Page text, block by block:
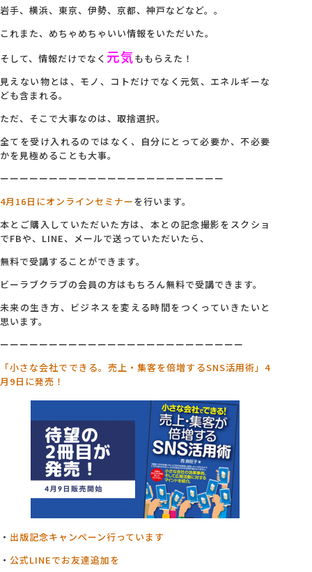
岩手、横浜、東京、伊勢、京都、神戸などなど。。
これまた、めちゃめちゃいい情報をいただいた。
そして、情報だけでなく 元気ももらえた！
見えない物とは、モノ、コトだけでなく元気、エネルギーな
ども含まれる。
ただ、そこで大事なのは、取捨選択。
全てを受け入れるのではなく、自分にとって必要か、不必要
かを見極めることも大事。
ーーーーーーーーーーーーーーーーーーーーーーー
4月16日にオンラインセミナーを行います。
本とご購入していただいた方は、本との記念撮影をスクショ
でFBや、LINE、メールで送っていただいたら、
無料で受講することができます。
ビーラブクラブの会員の方はもちろん無料で受講できます。
未来の生き方、ビジネスを変える時間をつくっていきたいと
思います。
ーーーーーーーーーーーーーーーーーーーーーーーーー
「小さな会社でできる。売上・集客を倍増するSNS活用術」4
月9日に発売！
・ 出版記念キャンペーン行っています
・ 公式LINEでお友達追加を